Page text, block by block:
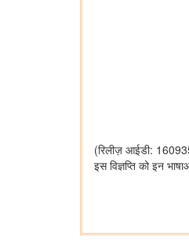
(रिलीज़ आईडी:
इस विज्ञप्ति को इन